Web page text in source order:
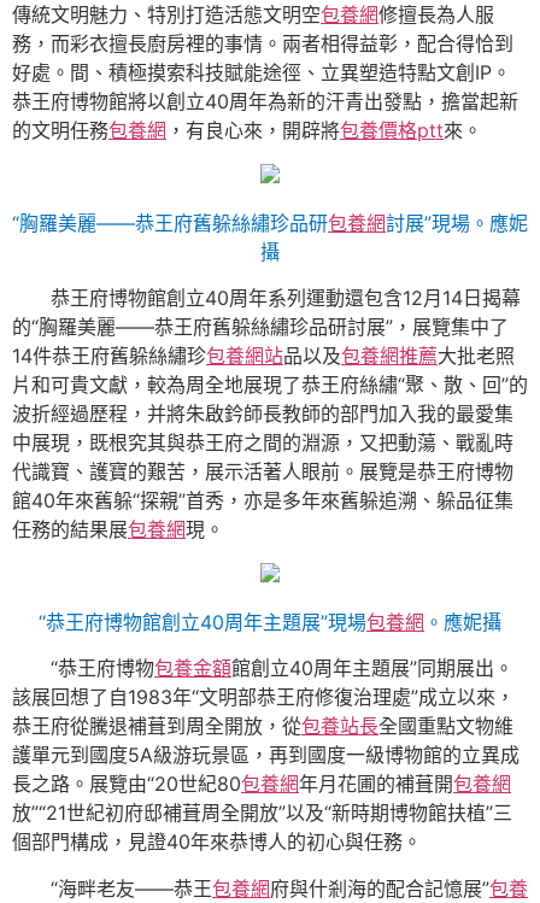
傳統文明魅力、特別打造活態文明空包養網修擅長為人服
務，而彩衣擅長廚房裡的事情。兩者相得益彰，配合得恰到
好處。間、積極摸索科技賦能途徑、立異塑造特點文創IP。
恭王府博物館將以創立40周年為新的汗青出發點，擔當起新
的文明任務包養網 ，有良心來，開辟將包養價格ptt來。
“胸羅美麗——恭王府舊躲絲繡珍品研包養網討展”現場。 應妮
攝
恭王府博物館創立40周年系列運動還包含12月14日揭幕
的“胸羅美麗——恭王府舊躲絲繡珍品研討展”，展覽集中了
14件恭王府舊躲絲繡珍包養網站品以及包養網推薦大批老照
片和可貴文獻，較為周全地展現了恭王府絲繡“聚、散、回”的
波折經過歷程，并將朱啟鈐師長教師的部門加入我的最愛集
中展現，既根究其與恭王府之間的淵源，又把動蕩、戰亂時
代識寶、護寶的艱苦，展示活著人眼前。展覽是恭王府博物
館40年來舊躲“探親”首秀，亦是多年來舊躲追溯、躲品征集
任務的結果展包養網現。
“恭王府博物館創立40周年主題展”現場包養網 。 應妮攝
“恭王府博物包養金額館創立40周年主題展”同期展出。
該展回想了自1983年“文明部恭王府修復治理處”成立以來，
恭王府從騰退補葺到周全開放，從包養站長全國重點文物維
護單元到國度5A級游玩景區，再到國度一級博物館的立異成
長之路。展覽由“20世紀80包養網年月花圃的補葺開包養網
放”“21世紀初府邸補葺周全開放”以及“新時期博物館扶植”三
個部門構成，見證40年來恭博人的初心與任務。
“海畔老友——恭王包養網府與什剎海的配合記憶展”包養